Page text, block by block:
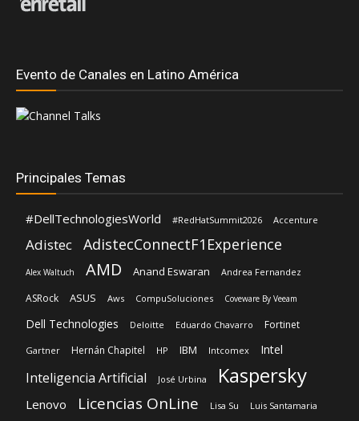
Evento de Canales en Latino América
Principales Temas
#DellTechnologiesWorld #RedHatSummit2026 Accenture
Adistec AdistecConnectF1Experience
Alex Waltuch AMD Anand Eswaran Andrea Fernandez
ASRock ASUS Aws CompuSoluciones Coveware By Veeam
Dell Technologies Deloitte Eduardo Chavarro Fortinet
Gartner Hernán Chapitel HP IBM Intcomex Intel
Inteligencia Artificial José Urbina Kaspersky
Lenovo Licencias OnLine Lisa Su Luis Santamaria